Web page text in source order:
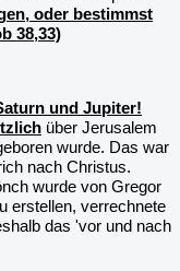
oder bestimmst
38,33)
und Jupiter!
über Jerusalem
wurde. Das war
nach Christus.
wurde von Gregor
erstellen, verrechnete
das 'vor und nach